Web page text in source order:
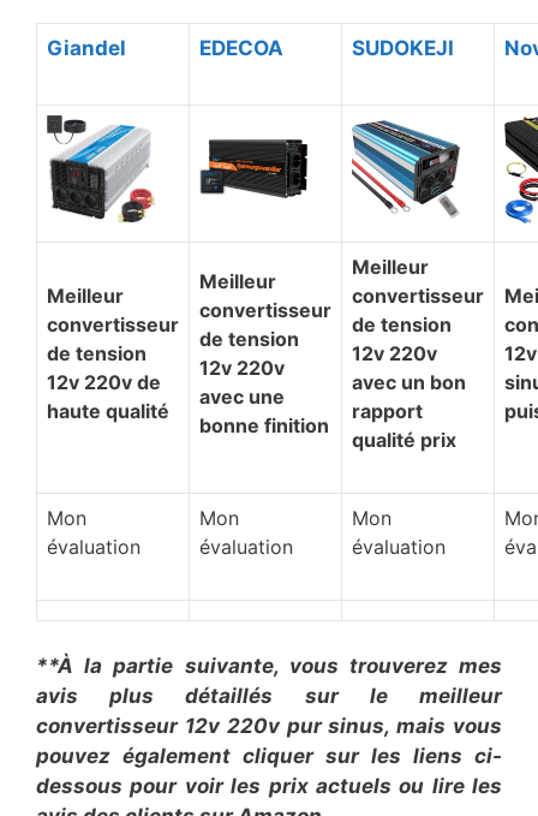
Giandel EDECOA SUDOKEJI
Meilleur
convertisseur
de tension
12v 220v de
haute qualité
Meilleur
convertisseur
de tension
12v 220v
avec une
bonne finition
Meilleur
convertisseur
de tension
12v 220v
avec un bon
rapport
qualité prix
Mon
évaluation
Mon
évaluation
Mon
évaluation
**À la partie suivante, vous trouverez mes
avis plus détaillés sur le meilleur
convertisseur 12v 220v pur sinus, mais vous
pouvez également cliquer sur les liens ci-
dessous pour voir les prix actuels ou lire les